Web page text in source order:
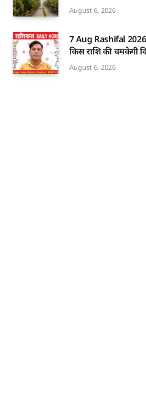
August 6, 2026
7 Aug Rashifal
किस राशि की चमकेगी
August 6, 2026